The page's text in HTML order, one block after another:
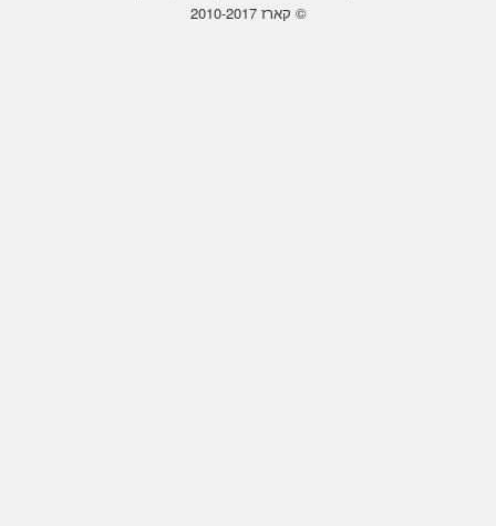
© קארז 2010-2017